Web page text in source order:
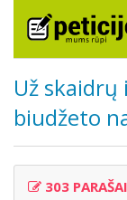
Už
biudžeto
303 PARAŠAI